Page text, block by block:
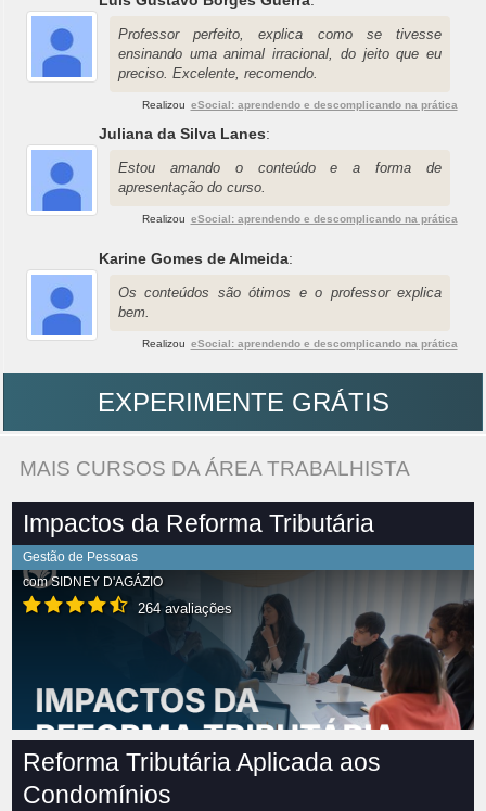
Professor perfeito, explica como se tivesse
ensinando uma animal irracional, do jeito que eu
preciso. Excelente, recomendo.
Realizou eSocial: aprendendo e descomplicando na prática
Juliana da Silva Lanes:
Estou amando o conteúdo e a forma de
apresentação do curso.
Realizou eSocial: aprendendo e descomplicando na prática
Karine Gomes de Almeida:
Os conteúdos são ótimos e o professor explica
bem.
Realizou eSocial: aprendendo e descomplicando na prática
EXPERIMENTE GRÁTIS
MAIS CURSOS DA ÁREA TRABALHISTA
Impactos da Reforma Tributária
Gestão de Pessoas
comSIDNEY D'AGÁZIO
264 avaliações
Reforma Tributária Aplicada aos
Condomínios